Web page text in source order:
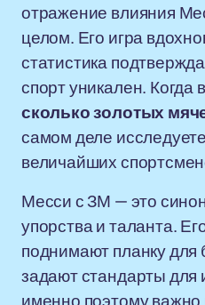
отражение влияния
целом. Его игра
статистика
спорт уникален. Когда
сколько золотых
самом деле
величайших
Месси с ЗМ — это
упорства и таланта.
поднимают планку
задают стандарты для